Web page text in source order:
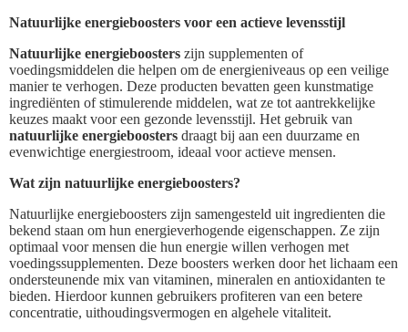
Natuurlijke energieboosters voor een actieve levensstijl
Natuurlijke energieboosters zijn supplementen of
voedingsmiddelen die helpen om de energieniveaus op een veilige
manier te verhogen. Deze producten bevatten geen kunstmatige
ingrediënten of stimulerende middelen, wat ze tot aantrekkelijke
keuzes maakt voor een gezonde levensstijl. Het gebruik van
natuurlijke energieboosters draagt bij aan een duurzame en
evenwichtige energiestroom, ideaal voor actieve mensen.
Wat zijn natuurlijke energieboosters?
Natuurlijke energieboosters zijn samengesteld uit ingredienten die
bekend staan om hun energieverhogende eigenschappen. Ze zijn
optimaal voor mensen die hun energie willen verhogen met
voedingssupplementen. Deze boosters werken door het lichaam een
ondersteunende mix van vitaminen, mineralen en antioxidanten te
bieden. Hierdoor kunnen gebruikers profiteren van een betere
concentratie, uithoudingsvermogen en algehele vitaliteit.